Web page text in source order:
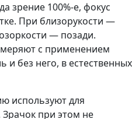
зрение 100%-е, фокус
При близорукости —
— позади.
с применением
без него, в естественных
используют для
при этом не